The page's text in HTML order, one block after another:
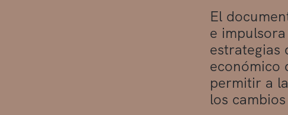
El
e
estrategias
económico
permitir a
los